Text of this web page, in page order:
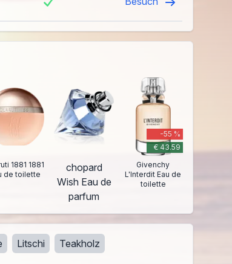
1881 1881
de toilette
chopard
Wish Eau de
parfum
-55 %
€ 43.59
Givenchy
L'Interdit Eau de
toilette
Litschi Teakholz